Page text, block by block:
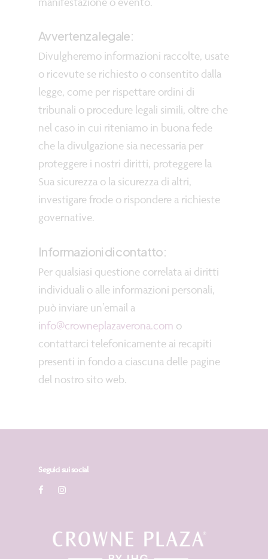
Avvertenza legale:
Divulgheremo informazioni raccolte, usate
o ricevute se richiesto o consentito dalla
legge, come per rispettare ordini di
tribunali o procedure legali simili, oltre che
nel caso in cui riteniamo in buona fede
che la divulgazione sia necessaria per
proteggere i nostri diritti, proteggere la
Sua sicurezza o la sicurezza di altri,
investigare frode o rispondere a richieste
governative.
Informazioni di contatto:
Per qualsiasi questione correlata ai diritti
individuali o alle informazioni personali,
può inviare un’email a
info@crowneplazaverona.com o
contattarci telefonicamente ai recapiti
presenti in fondo a ciascuna delle pagine
del nostro sito web.
Seguici sui social